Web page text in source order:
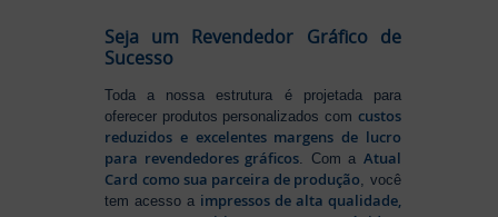
Seja um Revendedor Gráfico de
Sucesso
Toda a nossa estrutura é projetada para
oferecer produtos personalizados com custos
reduzidos e excelentes margens de lucro
para revendedores gráficos . Com a Atual
Card como sua parceira de produção , você
tem acesso a impressos de alta qualidade,